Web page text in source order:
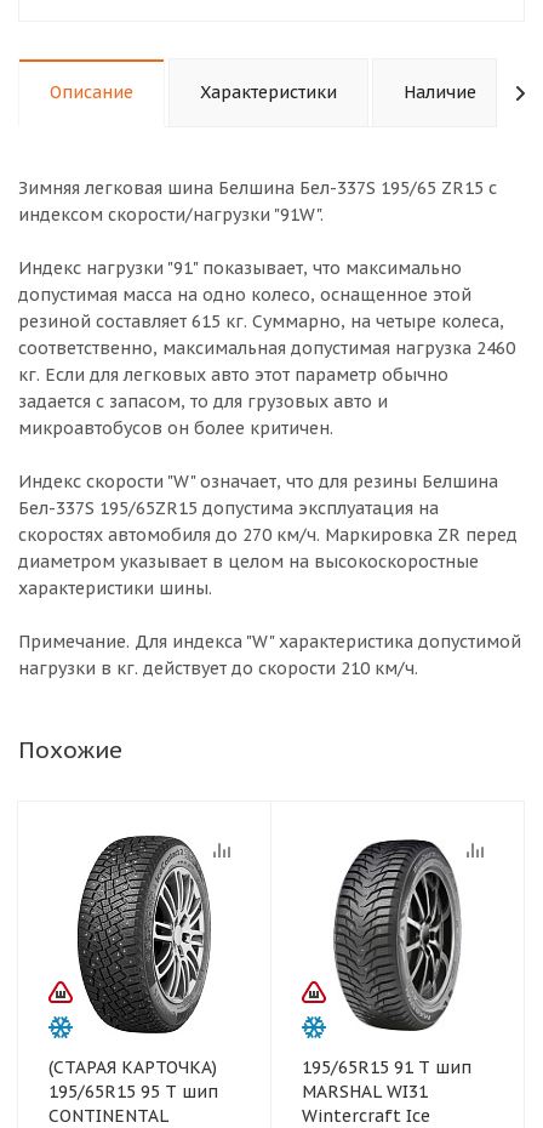
Описание Характеристики Наличие
Зимняя легковая шина Белшина Бел-337S 195/65 ZR15 с
индексом скорости/нагрузки "91W".
Индекс нагрузки "91" показывает, что максимально
допустимая масса на одно колесо, оснащенное этой
резиной составляет 615 кг. Суммарно, на четыре колеса,
соответственно, максимальная допустимая нагрузка 2460
кг. Если для легковых авто этот параметр обычно
задается с запасом, то для грузовых авто и
микроавтобусов он более критичен.
Индекс скорости "W" означает, что для резины Белшина
Бел-337S 195/65ZR15 допустима эксплуатация на
скоростях автомобиля до 270 км/ч. Маркировка ZR перед
диаметром указывает в целом на высокоскоростные
характеристики шины.
Примечание. Для индекса "W" характеристика допустимой
нагрузки в кг. действует до скорости 210 км/ч.
Похожие
(СТАРАЯ КАРТОЧКА)
195/65R15 95 T шип
CONTINENTAL
195/65R15 91 T шип
MARSHAL WI31
Wintercraft Ice